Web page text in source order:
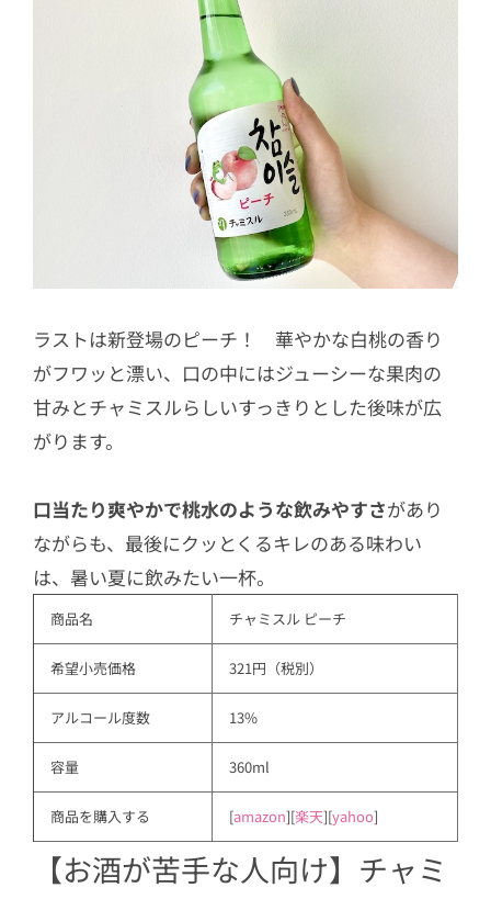
ラストは新登場のピーチ！ 華やかな白桃の香り
がフワッと漂い、口の中にはジューシーな果肉の
甘みとチャミスルらしいすっきりとした後味が広
がります。
口当たり爽やかで桃水のような飲みやすさがあり
ながらも、最後にクッとくるキレのある味わい
は、暑い夏に飲みたい一杯。
商品名 チャミスル ピーチ
希望小売価格 321円（税別）
アルコール度数 13%
容量 360ml
商品を購入する [amazon][楽天][yahoo]
【お酒が苦手な人向け】チャミ